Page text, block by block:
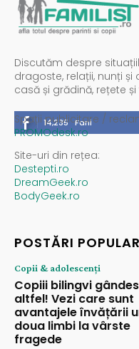
Discutăm despre
dragoste, relații, nunți și
casă și grădină, rețete
14,235 Fani
Spații publicitare /
PROMOdesk.ro
Site-uri din rețea:
Destepti.ro
DreamGeek.ro
BodyGeek.ro
POSTĂRI
Copii & adolescenți
Copiii bilingvi
altfel! Vezi care sunt
avantajele învățării
doua limbi la vârste
fragede